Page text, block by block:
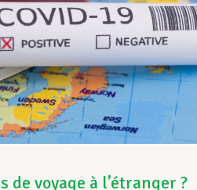
voyage à l’étranger ?